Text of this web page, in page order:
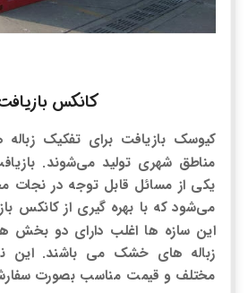
کانکس
کیوسک بازیافت برای تفکیک
مناطق شهری تولید می‌شوند.
یکی از مسائل قابل توجه در
می‌شود که با بهره گیری از کانکس
این سازه ها اغلب دارای دو بخش
زباله های خشک می باشند. این
مختلف و قیمت مناسب بصورت